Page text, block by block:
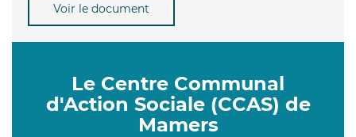
Voir le document
Le Centre Communal
d'Action Sociale (CCAS) de
Mamers